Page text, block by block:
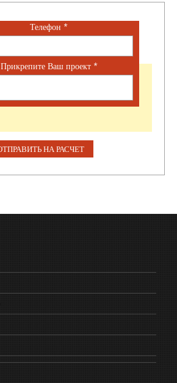
Телефон *
Прикрепите Ваш проект *